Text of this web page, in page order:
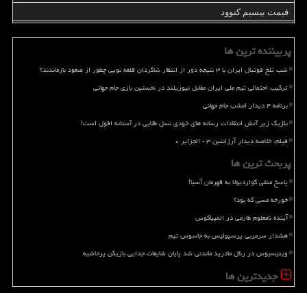
قیمت بیسیم کنوود
پربیننده ترین ها
شب تلخ فوتبال ایران با ۳ نتیجه دور از انتظار شاگردان قلعه نویی چطور از صعود بازماندند؟
ترکیب احتمالی تیم ملی ایران مقابل نیوزیلند در نخستین بازی جام جهانی
برنامه ۴ دیدار امشب جام جهانی
بلژیک زیر آتش انتقادات رسانه های خودی نسل طلایی در آستانه افول است!
فیلم، خلاصه دیدار آرژانتین ۳ - الجزایر ۰
پربحث ترین ها
پاسخ منفی گواردیولا به قهرمان آسیا!
خورخه مسی که بود؟
آینده نامعلوم طارمی در المپیاکوس
هشدار سرمربی پرسپولیس به جاسوس تیم
وینیسیوس در رئال مادرید ماندنی شد پایان شایعات جدایی بازیکن پرحاشیه
جدیدترین ها